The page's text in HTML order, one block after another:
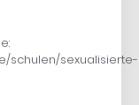
schulen/sexualisierte-